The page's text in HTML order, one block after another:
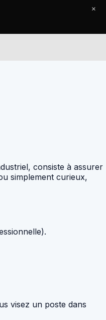
consiste à assurer
simplement curieux,
visez un poste dans
×